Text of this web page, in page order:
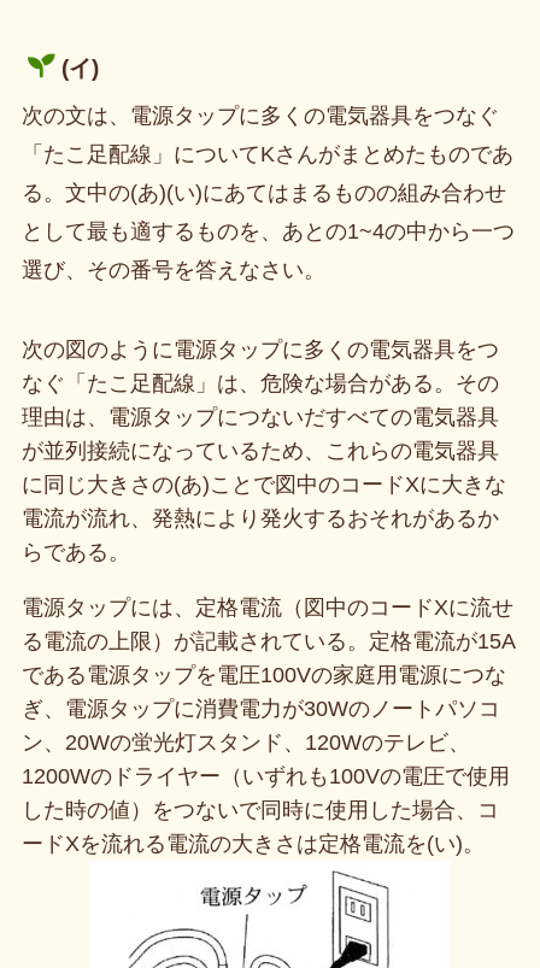
(イ)
次の文は、電源タップに多くの電気器具をつなぐ
「たこ足配線」についてKさんがまとめたものであ
る。文中の(あ)(い)にあてはまるものの組み合わせ
として最も適するものを、あとの1~4の中から一つ
選び、その番号を答えなさい。
次の図のように電源タップに多くの電気器具をつ
なぐ「たこ足配線」は、危険な場合がある。その
理由は、電源タップにつないだすべての電気器具
が並列接続になっているため、これらの電気器具
に同じ大きさの(あ)ことで図中のコードXに大きな
電流が流れ、発熱により発火するおそれがあるか
らである。
電源タップには、定格電流（図中のコードXに流せ
る電流の上限）が記載されている。定格電流が15A
である電源タップを電圧100Vの家庭用電源につな
ぎ、電源タップに消費電力が30Wのノートパソコ
ン、20Wの蛍光灯スタンド、120Wのテレビ、
1200Wのドライヤー（いずれも100Vの電圧で使用
した時の値）をつないで同時に使用した場合、コ
ードXを流れる電流の大きさは定格電流を(い)。